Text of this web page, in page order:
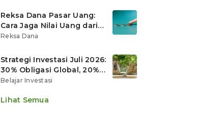
Reksa Dana Pasar Uang:
Cara Jaga Nilai Uang dari
Gerusan Inflasi
Reksa Dana
Strategi Investasi Juli 2026:
30% Obligasi Global, 20%
Emas, Saham Ekspor Jadi
Belajar Investasi
Lihat Semua